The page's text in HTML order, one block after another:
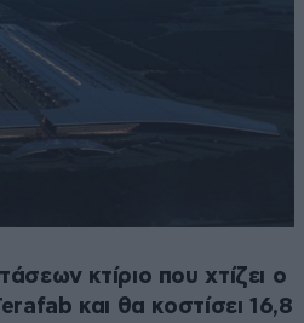
κτίριο που χτίζει ο
και θα κοστίσει 16,8